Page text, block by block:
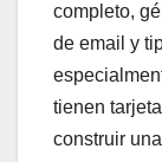
completo,
de email y
tienen
construir